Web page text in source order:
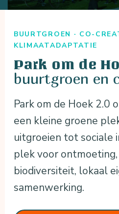
BUURTGROEN · CO-
KLIMAATADAPTATIE
Park om de
buurtgroen en
Park om de Hoek 2.0
een kleine groene
uitgroeien tot sociale
plek voor
biodiversiteit, lokaal
samenwerking.